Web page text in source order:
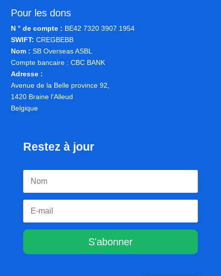
Pour les dons
N ° de compte : BE42 7320 3907 1954
SWIFT: CREGBEBB
Nom : SB Overseas ASBL
Compte bancaire : CBC BANK
Adresse :
Avenue de la Belle province 92,
1420 Braine l'Alleud
Belgique
Restez à jour
S'abonner